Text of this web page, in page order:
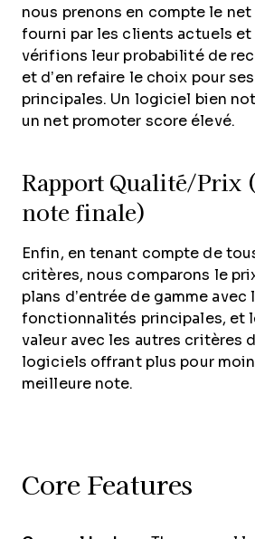
nous prenons en compte le
fourni par les clients actuels et
vérifions leur probabilité de
et d’en refaire le choix pour
principales. Un logiciel bien
un net promoter score élevé.
Rapport Qualité/Prix
note finale)
Enfin, en tenant compte de
critères, nous comparons le
plans d’entrée de gamme avec
fonctionnalités principales, et
valeur avec les autres critères
logiciels offrant plus pour
meilleure note.
Core Features